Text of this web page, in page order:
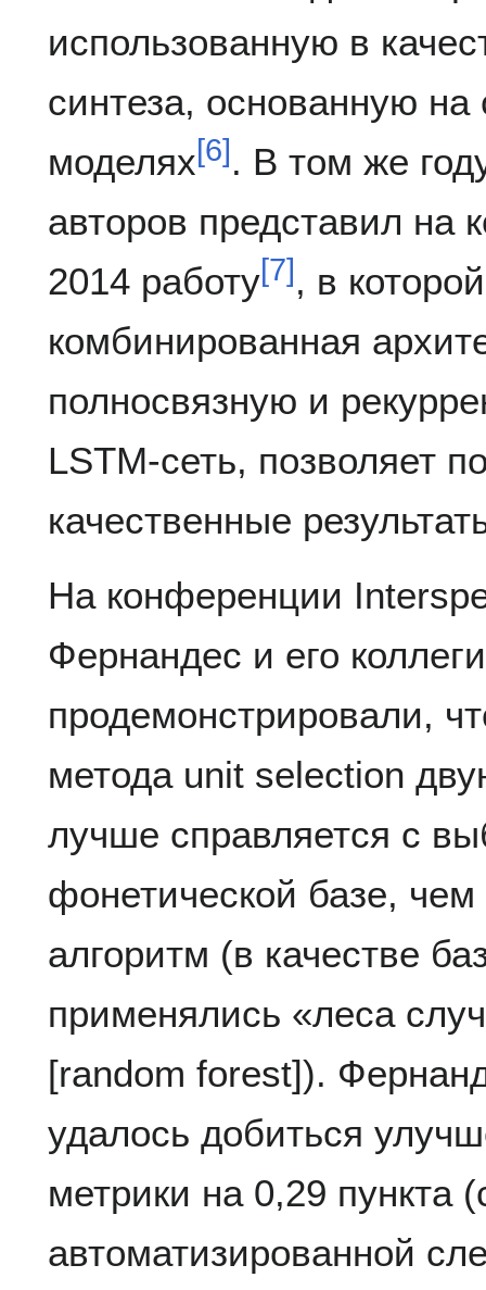
использованную в
синтеза, основанную
моделях[6] . В том же
авторов представил на
2014 работу[7] , в
комбинированная
полносвязную и
LSTM-сеть, позволяет
качественные
На конференции
Фернандес и его
продемонстрировали,
метода unit selection
лучше справляется с
фонетической базе,
алгоритм (в качестве
применялись «леса
[random forest]).
удалось добиться
метрики на 0,29 пункта
автоматизированной